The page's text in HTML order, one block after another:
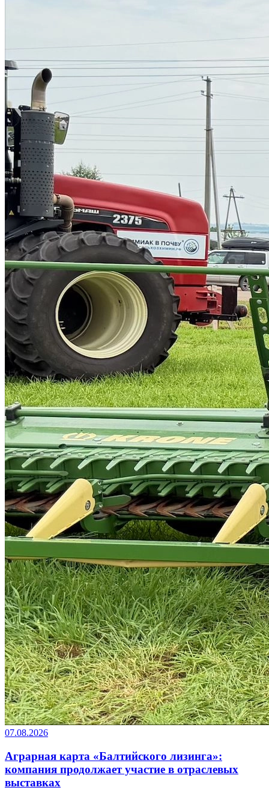
07.08.2026
Аграрная карта «Балтийского лизинга»:
компания продолжает участие в отраслевых
выставках